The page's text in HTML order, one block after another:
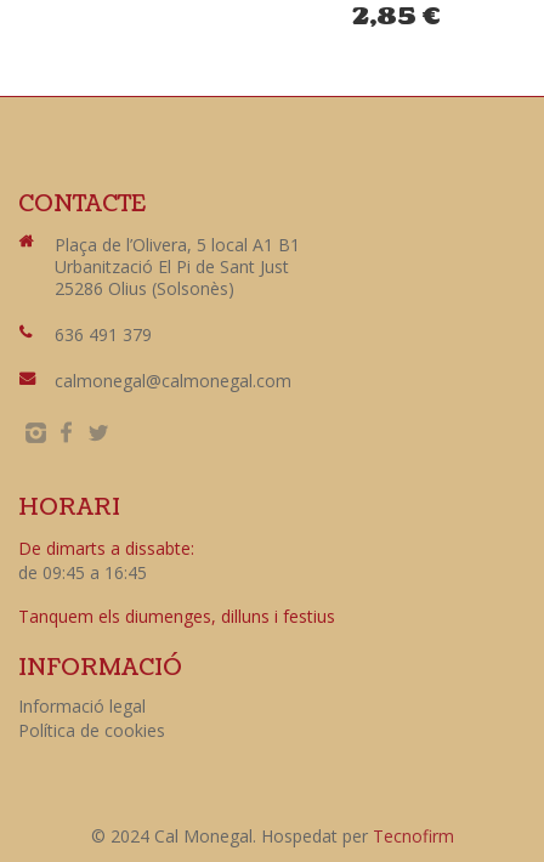
CONTACTE
Plaça de l’Olivera, 5 local A1 B1
Urbanització El Pi de Sant Just
25286 Olius (Solsonès)
636 491 379
calmonegal@calmonegal.com
HORARI
De dimarts a dissabte:
de 09:45 a 16:45
Tanquem els diumenges, dilluns i festius
INFORMACIÓ
Informació legal
Política de cookies
© 2024 Cal Monegal. Hospedat per Tecnofirm